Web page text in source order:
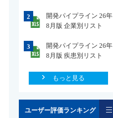
2
開発パイプライン 26年
8月版 企業別リスト
3
開発パイプライン 26年
8月版 疾患別リスト
もっと見る
ユーザー評価ランキング